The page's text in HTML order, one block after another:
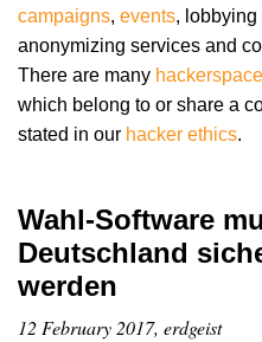
campaigns, events,
anonymizing services and
There are many
which belong to or share a
stated in our hacker ethics.
Wahl-Software
Deutschland
werden
12 February 2017, erdgeist